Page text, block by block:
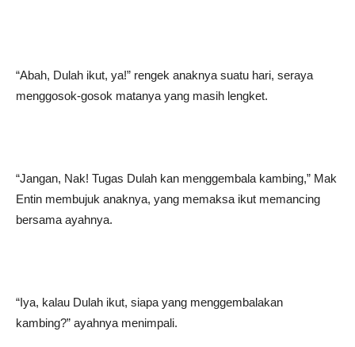
“Abah, Dulah ikut, ya!” rengek anaknya suatu hari, seraya
menggosok-gosok matanya yang masih lengket.
“Jangan, Nak! Tugas Dulah kan menggembala kambing,” Mak
Entin membujuk anaknya, yang memaksa ikut memancing
bersama ayahnya.
“Iya, kalau Dulah ikut, siapa yang menggembalakan
kambing?” ayahnya menimpali.